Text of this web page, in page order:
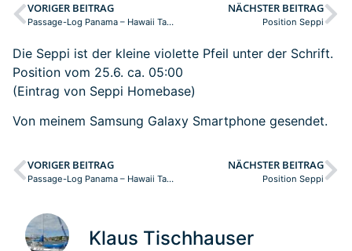
VORIGER BEITRAG
Passage-Log Panama – Hawaii Tag: 38
NÄCHSTER BEITRAG
Position Seppi
Die Seppi ist der kleine violette Pfeil unter der Schrift.
Position vom 25.6. ca. 05:00
(Eintrag von Seppi Homebase)
Von meinem Samsung Galaxy Smartphone gesendet.
VORIGER BEITRAG
Passage-Log Panama – Hawaii Tag: 38
NÄCHSTER BEITRAG
Position Seppi
Klaus Tischhauser